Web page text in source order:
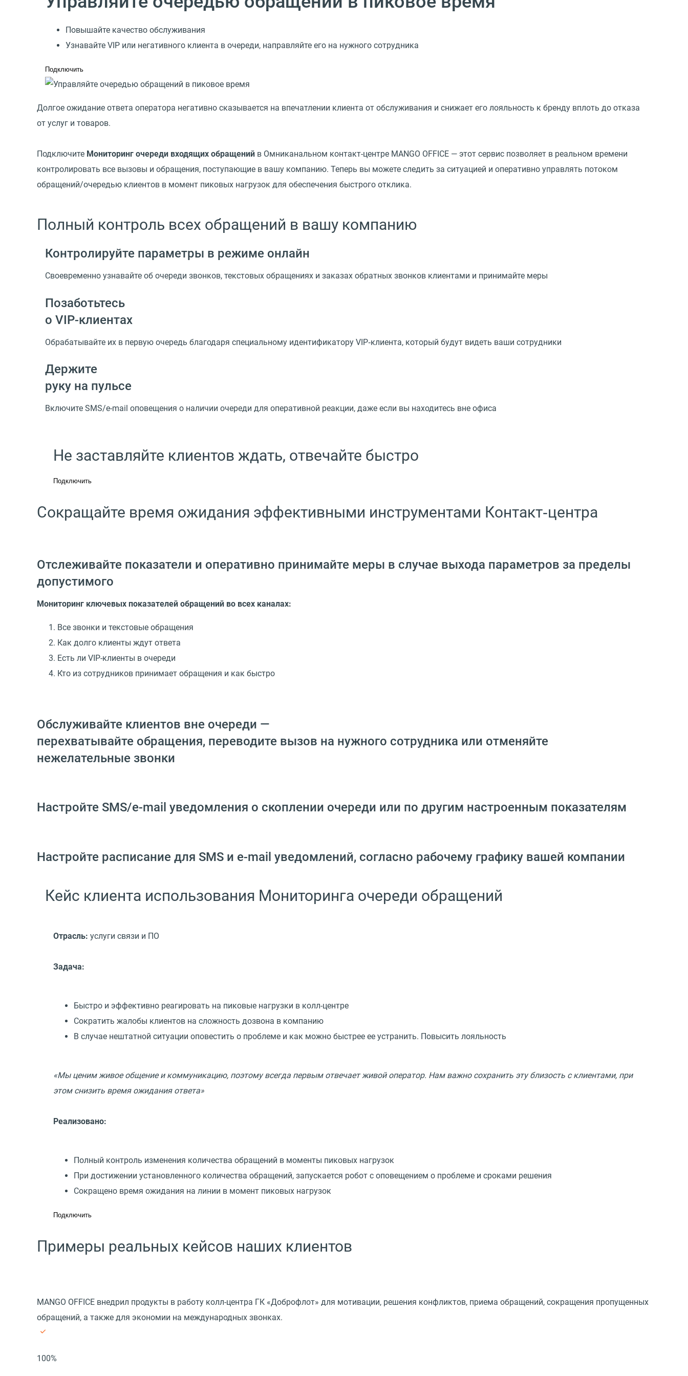
Повышайте качество обслуживания
Узнавайте VIP или негативного клиента в очереди, направляйте его на нужного сотрудника
Подключить
Долгое ожидание ответа оператора негативно сказывается на впечатлении клиента от обслуживания и снижает его лояльность к бренду вплоть до отказа
от услуг и товаров.
Подключите Мониторинг очереди входящих обращений в Омниканальном контакт-центре MANGO OFFICE — этот сервис позволяет в реальном времени
контролировать все вызовы и обращения, поступающие в вашу компанию. Теперь вы можете следить за ситуацией и оперативно управлять потоком
обращений/очередью клиентов в момент пиковых нагрузок для обеспечения быстрого отклика.
Полный контроль всех обращений в вашу компанию
Контролируйте параметры в режиме онлайн
Своевременно узнавайте об очереди звонков, текстовых обращениях и заказах обратных звонков клиентами и принимайте меры
Позаботьтесь
о VIP-клиентах
Обрабатывайте их в первую очередь благодаря специальному идентификатору VIP‑клиента, который будут видеть ваши сотрудники
Держите
руку на пульсе
Включите SMS/e-mail оповещения о наличии очереди для оперативной реакции, даже если вы находитесь вне офиса
Не заставляйте клиентов ждать, отвечайте быстро
Подключить
Сокращайте время ожидания эффективными инструментами Контакт‑центра
Отслеживайте показатели и оперативно принимайте меры в случае выхода параметров за пределы
допустимого
Мониторинг ключевых показателей обращений во всех каналах:
Все звонки и текстовые обращения
Как долго клиенты ждут ответа
Есть ли VIP-клиенты в очереди
Кто из сотрудников принимает обращения и как быстро
Обслуживайте клиентов вне очереди —
перехватывайте обращения, переводите вызов на нужного сотрудника или отменяйте
нежелательные звонки
Настройте SMS/e-mail уведомления о скоплении очереди или по другим настроенным показателям
Настройте расписание для SMS и e-mail уведомлений, согласно рабочему графику вашей компании
Кейс клиента использования Мониторинга очереди обращений
Отрасль: услуги связи и ПО
Задача:
Быстро и эффективно реагировать на пиковые нагрузки в колл-центре
Сократить жалобы клиентов на сложность дозвона в компанию
В случае нештатной ситуации оповестить о проблеме и как можно быстрее ее устранить. Повысить лояльность
«Мы ценим живое общение и коммуникацию, поэтому всегда первым отвечает живой оператор. Нам важно сохранить эту близость с клиентами, при
этом снизить время ожидания ответа»
Реализовано:
Полный контроль изменения количества обращений в моменты пиковых нагрузок
При достижении установленного количества обращений, запускается робот с оповещением о проблеме и сроками решения
Сокращено время ожидания на линии в момент пиковых нагрузок
Подключить
Примеры реальных кейсов наших клиентов
MANGO OFFICE внедрил продукты в работу колл-центра ГК «Доброфлот» для мотивации, решения конфликтов, приема обращений, сокращения пропущенных
обращений, а также для экономии на международных звонках.
100%